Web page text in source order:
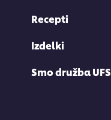
Recepti
Izdelki
Smo družba UFS